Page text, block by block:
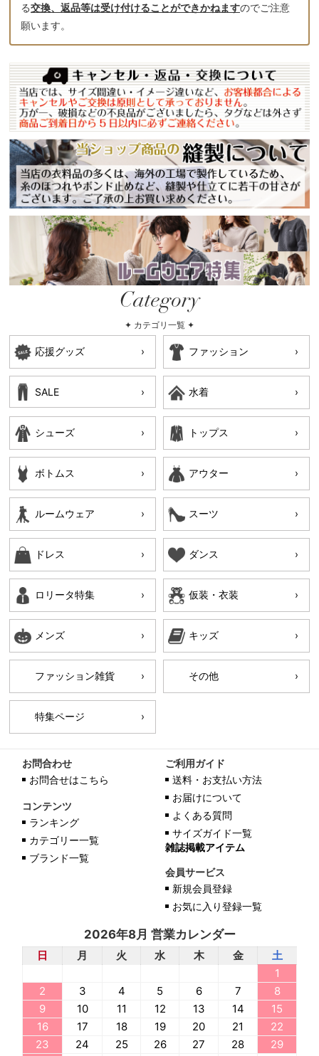
る交換、返品等は受け付けることができかねますのでご注意
願います。
Category
✦ カテゴリ一覧 ✦
応援グッズ ファッション
SALE 水着
シューズ トップス
ボトムス アウター
ルームウェア スーツ
ドレス ダンス
ロリータ特集 仮装・衣装
メンズ キッズ
ファッション雑貨 その他
特集ページ
お問合わせ
お問合せはこちら
コンテンツ
ランキング
カテゴリー一覧
ブランド一覧
ご利用ガイド
送料・お支払い方法
お届けについて
よくある質問
サイズガイド一覧
雑誌掲載アイテム
会員サービス
新規会員登録
お気に入り登録一覧
2026年8月 営業カレンダー
日 月 火 水 木 金
土
1
2
3 4 5 6 7
8
9
10 11 12 13 14
15
16
17 18 19 20 21
22
23
24 25 26 27 28
29